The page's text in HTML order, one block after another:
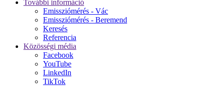
További információ
Emissziómérés - Vác
Emissziómérés - Beremend
Keresés
Referencia
Közösségi média
Facebook
YouTube
LinkedIn
TikTok